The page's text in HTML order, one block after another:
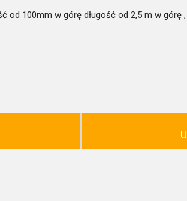
od 100mm w górę długość od 2,5 m w